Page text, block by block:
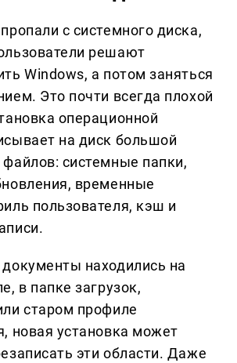
с системного диска,
решают
Windows, а потом заняться
Это почти всегда плохой
операционной
на диск большой
системные папки,
временные
пользователя, кэш и
находились на
в папке загрузок,
старом профиле
новая установка может
эти области. Даже